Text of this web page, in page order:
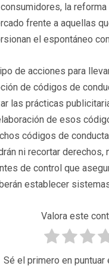
la
frente a aquellas
el espontáneo
de acciones para
de códigos de
las prácticas
de esos
códigos de
ni recortar
de control que
establecer
Valora este
Sé el primero en puntuar